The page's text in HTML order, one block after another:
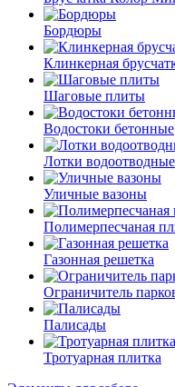
Бордюры
Клинкерная
Шаговые плиты
Водостоки бетонные
Лотки
Уличные вазоны
Полимерпесчаная
Газонная решетка
Ограничитель
Палисады
Тротуарная плитка